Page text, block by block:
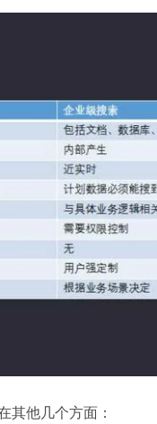
其他几个方面：